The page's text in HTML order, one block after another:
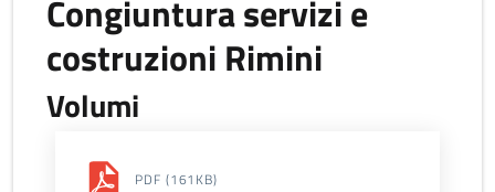
Congiuntura servizi e
costruzioni Rimini
Volumi
PDF (161KB)